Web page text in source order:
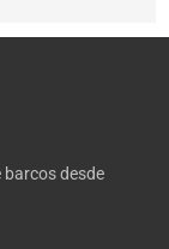
barcos desde